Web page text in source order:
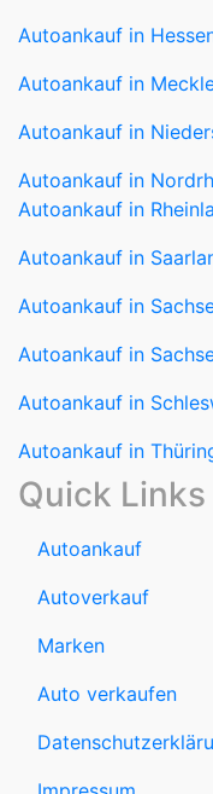
Autoankauf in
Autoankauf in
Autoankauf in
Autoankauf in
Autoankauf in
Autoankauf in
Autoankauf in
Autoankauf in
Autoankauf in
Autoankauf in
Quick Links
Autoankauf
Autoverkauf
Marken
Auto verkaufen